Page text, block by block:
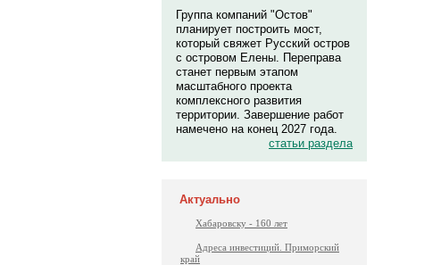
Группа компаний "Остов"
планирует построить мост,
который свяжет Русский остров
с островом Елены. Переправа
станет первым этапом
масштабного проекта
комплексного развития
территории. Завершение работ
намечено на конец 2027 года.
статьи раздела
Актуально
Хабаровску - 160 лет
Адреса инвестиций. Приморский
край